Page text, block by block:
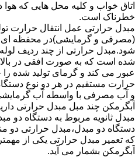
اتاق خواب و کلیه محل هایی که هوا
خطرناک است.
مبدل حرارتی عمل انتقال حرارت
(مصرفی و گرمایشی)در محفظه ای
شود.مبدل حرارتی از چند ردیف
شده است که به صورت افقی در
عبور می کند و گرمای تولید شده
حرارت مستقیم در هر دو نوع
و آب مصرفی با واسطه آب
آبگرمکن چند مبل مبدل حرارتی
مبدل ثانویه مربوط به دستگاه دو
دستگاه دو مبدل،مبدل حرارتی دو
که تعمیر مبدل حرارتی یکی از
آبگرمکن بشمار می آید.